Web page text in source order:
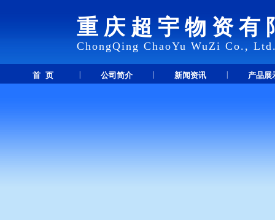
重庆超宇物资有
ChongQing ChaoYu WuZi Co.,
首 页 公司简介 新闻资讯 产品展